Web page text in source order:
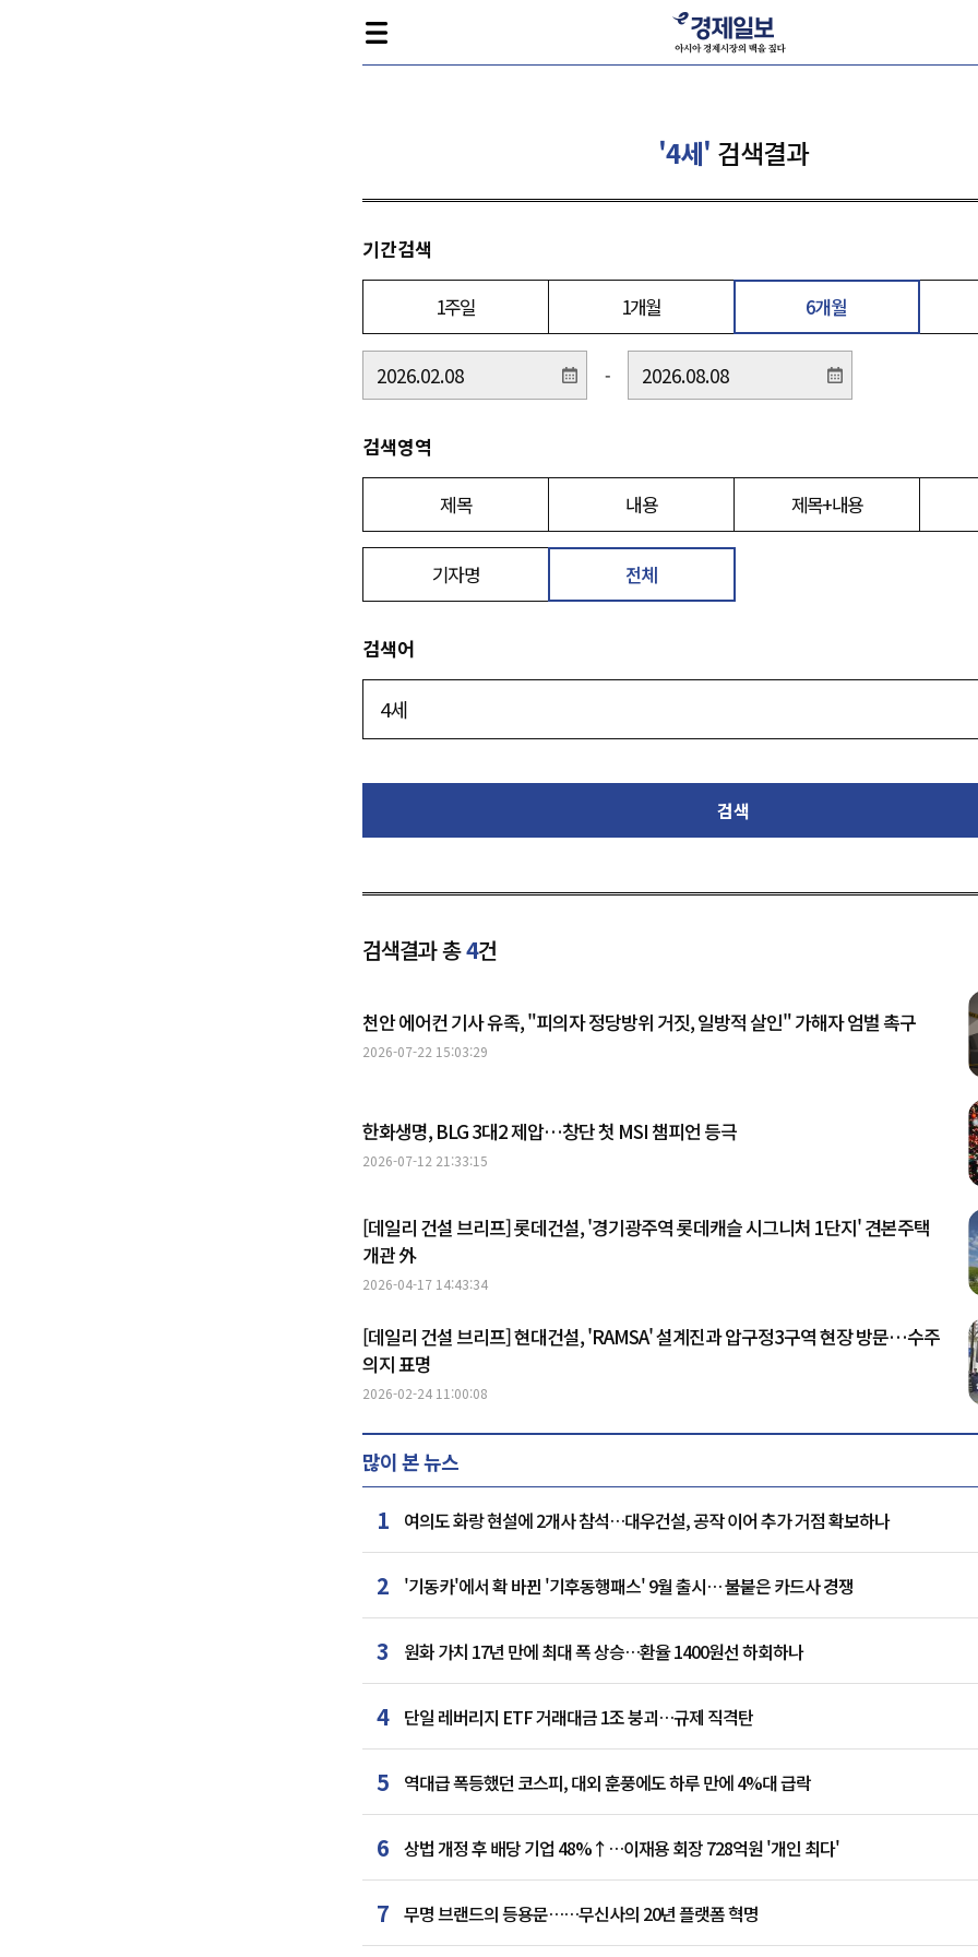
'4세' 검색결과
기간검색
1주일 1개월 6개월
-
검색영역
제목 내용 제목+내용
기자명 전체
검색어
검색
검색결과 총4건
천안 에어컨 기사 유족, "피의자 정당방위 거짓, 일방적 살인" 가해자 엄벌 촉구
2026-07-22 15:03:29
한화생명, BLG 3대2 제압…창단 첫 MSI 챔피언 등극
2026-07-12 21:33:15
[데일리 건설 브리프] 롯데건설, '경기광주역 롯데캐슬 시그니처 1단지' 견본주택
개관 外
2026-04-17 14:43:34
[데일리 건설 브리프] 현대건설, 'RAMSA' 설계진과 압구정3구역 현장 방문…수주
의지 표명
2026-02-24 11:00:08
많이 본 뉴스
1 여의도 화랑 현설에 2개사 참석…대우건설, 공작 이어 추가 거점 확보하나
2 '기동카'에서 확 바뀐 '기후동행패스' 9월 출시… 불붙은 카드사 경쟁
3 원화 가치 17년 만에 최대 폭 상승…환율 1400원선 하회하나
4 단일 레버리지 ETF 거래대금 1조 붕괴…규제 직격탄
5 역대급 폭등했던 코스피, 대외 훈풍에도 하루 만에 4%대 급락
6 상법 개정 후 배당 기업 48%↑…이재용 회장 728억원 '개인 최다'
7 무명 브랜드의 등용문……무신사의 20년 플랫폼 혁명